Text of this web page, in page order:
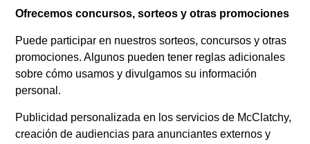
Ofrecemos concursos, sorteos y otras promociones
Puede participar en nuestros sorteos, concursos y otras
promociones. Algunos pueden tener reglas adicionales
sobre cómo usamos y divulgamos su información
personal.
Publicidad personalizada en los servicios de McClatchy,
creación de audiencias para anunciantes externos y